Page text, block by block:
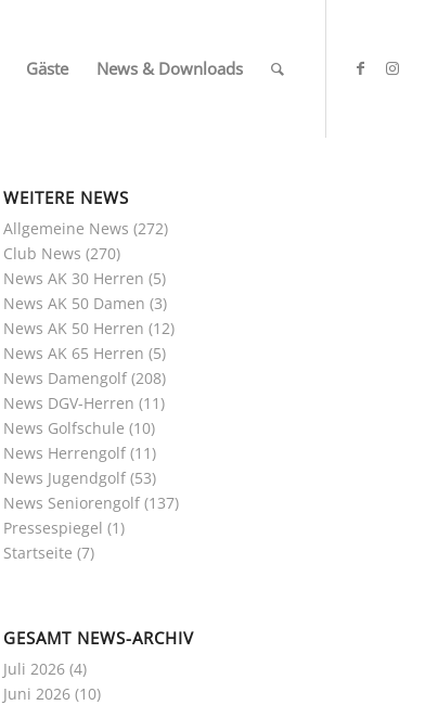
Gäste News & Downloads
WEITERE NEWS
Allgemeine News (272)
Club News (270)
News AK 30 Herren (5)
News AK 50 Damen (3)
News AK 50 Herren (12)
News AK 65 Herren (5)
News Damengolf(208)
News DGV-Herren (11)
News Golfschule (10)
News Herrengolf(11)
News Jugendgolf(53)
News Seniorengolf(137)
Pressespiegel (1)
Startseite (7)
GESAMT NEWS-ARCHIV
Juli 2026(4)
Juni 2026(10)